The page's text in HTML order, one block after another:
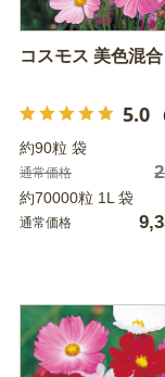
コスモス 美色混合
5.0
約90粒 袋
通常価格
約70000粒 1L 袋
通常価格